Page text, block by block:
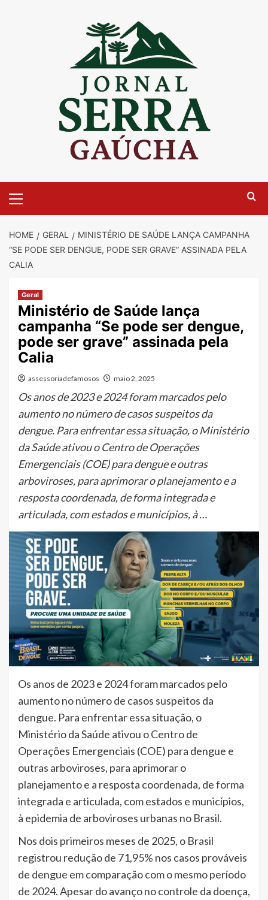
Menu
HOME GERAL
MINISTÉRIO DE SAÚDE LANÇA CAMPANHA
“SE PODE SER DENGUE, PODE SER GRAVE” ASSINADA PELA
CALIA
Geral
Ministério de Saúde lança
campanha “Se pode ser dengue,
pode ser grave” assinada pela
Calia
assessoriadefamosos maio 2, 2025
Os anos de 2023 e 2024 foram marcados pelo
aumento no número de casos suspeitos da
dengue. Para enfrentar essa situação, o Ministério
da Saúde ativou o Centro de Operações
Emergenciais (COE) para dengue e outras
arboviroses, para aprimorar o planejamento e a
resposta coordenada, de forma integrada e
articulada, com estados e municípios, à …
Os anos de 2023 e 2024 foram marcados pelo
aumento no número de casos suspeitos da
dengue. Para enfrentar essa situação, o
Ministério da Saúde ativou o Centro de
Operações Emergenciais (COE) para dengue e
outras arboviroses, para aprimorar o
planejamento e a resposta coordenada, de forma
integrada e articulada, com estados e municípios,
à epidemia de arboviroses urbanas no Brasil.
Nos dois primeiros meses de 2025, o Brasil
registrou redução de 71,95% nos casos prováveis
de dengue em comparação com o mesmo período
de 2024. Apesar do avanço no controle da doença,